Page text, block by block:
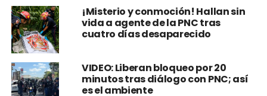
¡Misterio y conmoción! Hallan sin
vida a agente de la PNC tras
cuatro días desaparecido
VIDEO: Liberan bloqueo por 20
minutos tras diálogo con PNC; así
es el ambiente